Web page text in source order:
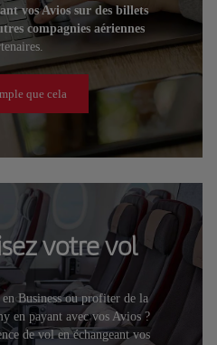
vos Avios sur des billets
compagnies aériennes
que cela
votre vol
Business ou profiter de la
en payant avec vos Avios ?
de vol en échangeant vos